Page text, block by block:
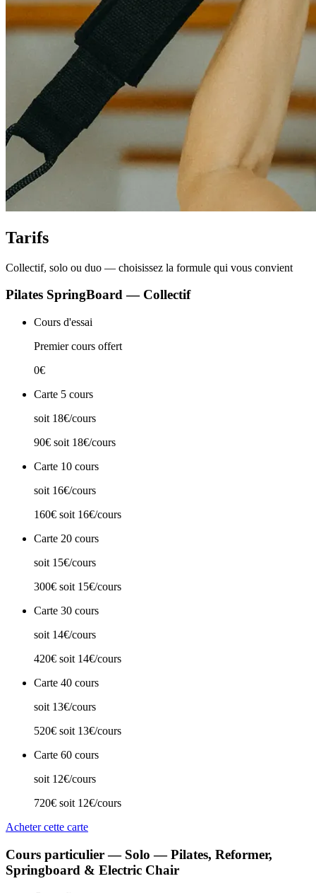
Tarifs
Collectif, solo ou duo — choisissez la formule qui vous convient
Pilates SpringBoard — Collectif
Cours d'essai
Premier cours offert
0€
Carte 5 cours
soit 18€/cours
90€ soit 18€/cours
Carte 10 cours
soit 16€/cours
160€ soit 16€/cours
Carte 20 cours
soit 15€/cours
300€ soit 15€/cours
Carte 30 cours
soit 14€/cours
420€ soit 14€/cours
Carte 40 cours
soit 13€/cours
520€ soit 13€/cours
Carte 60 cours
soit 12€/cours
720€ soit 12€/cours
Acheter cette carte
Cours particulier — Solo — Pilates, Reformer,
Springboard & Electric Chair